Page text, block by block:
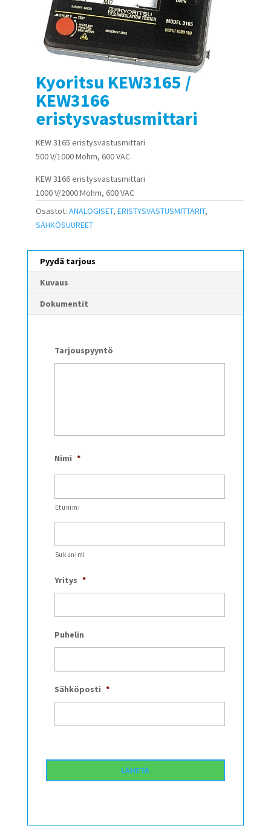
Kyoritsu KEW3165 /
KEW3166
eristysvastusmittari
KEW 3165 eristysvastusmittari
500 V/1000 Mohm, 600 VAC
KEW 3166 eristysvastusmittari
1000 V/2000 Mohm, 600 VAC
Osastot: ANALOGISET, ERISTYSVASTUSMITTARIT,
SÄHKÖSUUREET
Pyydä tarjous
Kuvaus
Dokumentit
Tarjouspyyntö
Nimi *
Etunimi
Sukunimi
Yritys *
Puhelin
Sähköposti *